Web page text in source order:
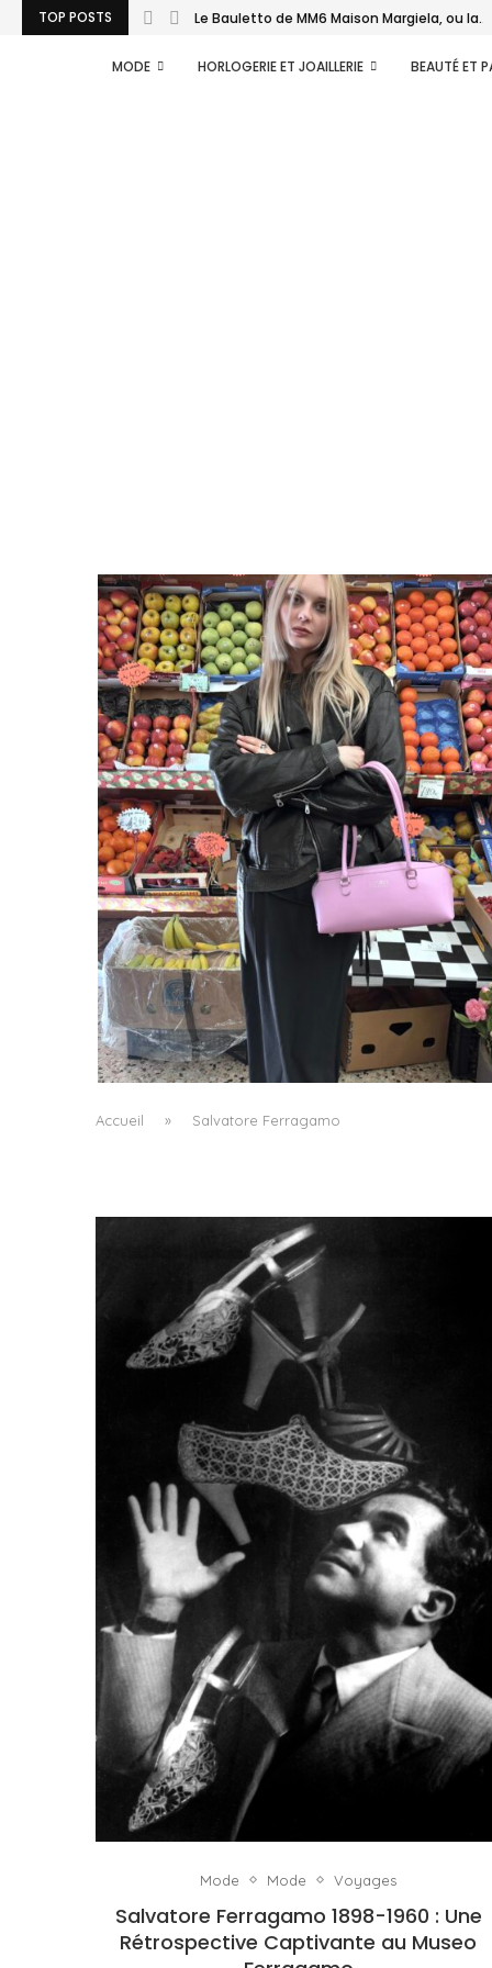
TOP POSTS Le Bauletto de MM6 Maison Margiela, ou la...
MODE HORLOGERIE ET JOAILLERIE BEAUTÉ ET
LE BAULETTO DE MM6 MAISON MARGIELA,
LA GÉOMÉTRIE COMME SEUL ORNEMENT
by Pascal Iakovou
Accueil » Salvatore Ferragamo
Mode Mode Voyages
Salvatore Ferragamo 1898-1960 : Une
Rétrospective Captivante au Museo